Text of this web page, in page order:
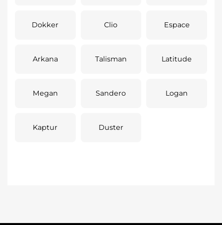
Dokker Clio Espace
Arkana Talisman Latitude
Megan Sandero Logan
Kaptur Duster